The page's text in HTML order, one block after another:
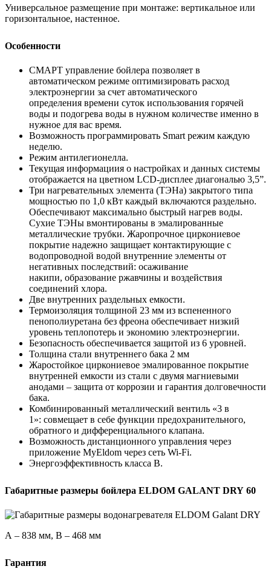
Универсальное размещение при монтаже: вертикальное или
горизонтальное, настенное.
Особенности
СМАРТ управление бойлера позволяет в
автоматическом режиме оптимизировать расход
электроэнергии за счет автоматического
определения времени суток использования горячей
воды и подогрева воды в нужном количестве именно в
нужное для вас время.
Возможность программировать Smart режим каждую
неделю.
Режим антилегионелла.
Текущая информациия о настройках и данных системы
отображается на цветном LCD-дисплее диагональю 3,5”.
Три нагревательных элемента (ТЭНа) закрытого типа
мощностью по 1,0 кВт каждый включаются раздельно.
Обеспечивают максимально быстрый нагрев воды.
Сухие ТЭНы вмонтированы в эмалированные
металлические трубки. Жаропрочное циркониевое
покрытие надежно защищает контактирующие с
водопроводной водой внутренние элементы от
негативных последствий: осаживание
накипи, образование ржавчины и воздействия
соединений хлора.
Две внутренних раздельных емкости.
Термоизоляция толщиной 23 мм из вспененного
пенополиуретана без фреона обеспечивает низкий
уровень теплопотерь и экономию электроэнергии.
Безопасность обеспечивается защитой из 6 уровней.
Толщина стали внутреннего бака 2 мм
Жаростойкое циркониевое эмалированное покрытие
внутренней емкости из стали с двумя магниевыми
анодами – защита от коррозии и гарантия долговечности
бака.
Комбинированный металлический вентиль «3 в
1»: совмещает в себе функции предохранительного,
обратного и дифференциального клапана.
Возможность дистанционного управления через
приложение MyEldom через сеть Wi-Fi.
Энергоэффективность класса В.
Габаритные размеры бойлера ELDOM GALANT DRY 60
А – 838 мм, B – 468 мм
Гарантия